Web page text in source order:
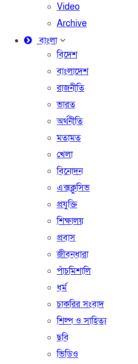
Video
Archive
বাংলা
বিদেশ
বাংলাদেশ
রাজনীতি
ভারত
অর্থনীতি
মতামত
খেলা
বিনোদন
এক্সক্লুসিভ
প্রযুক্তি
শিক্ষালয়
প্রবাস
জীবনধারা
পাঁচমিশালি
ধর্ম
চাকরির সংবাদ
শিল্প ও সাহিত্য
ছবি
ভিডিও